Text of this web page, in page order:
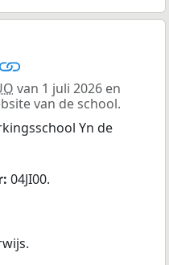
van 1 juli 2026 en
van de school.
Yn de
04JI00.